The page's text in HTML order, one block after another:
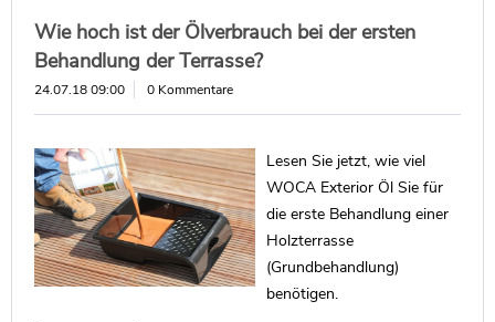
Wie hoch ist der Ölverbrauch bei der ersten
Behandlung der Terrasse?
24.07.18 09:00 0 Kommentare
Lesen Sie jetzt, wie viel
WOCA Exterior Öl Sie für
die erste Behandlung einer
Holzterrasse
(Grundbehandlung)
benötigen.